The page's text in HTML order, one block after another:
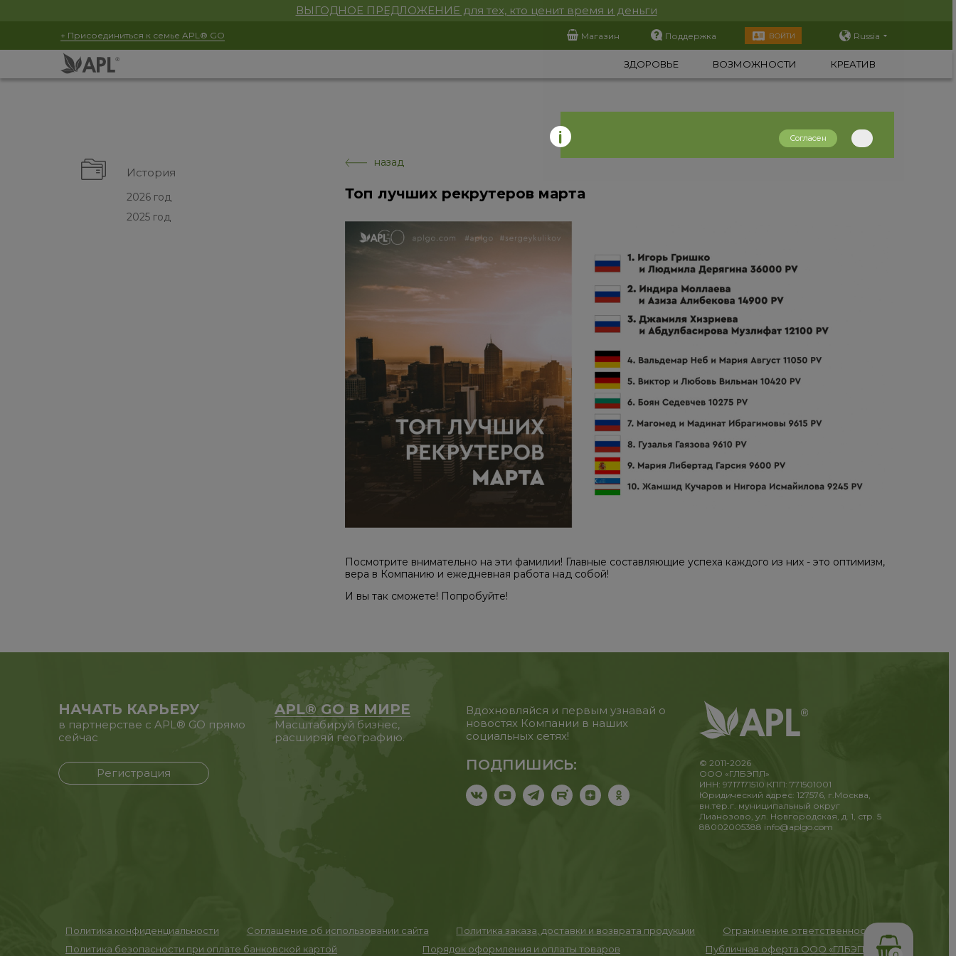
ВЫГОДНОЕ ПРЕДЛОЖЕНИЕ для тех, кто ценит время и деньги
+ Присоединиться к семье APL® GO Магазин Поддержка ВОЙТИ Russia
ЗДОРОВЬЕ ВОЗМОЖНОСТИ КРЕАТИВ
История
2026 год
2025 год
назад
Топ лучших рекрутеров марта
Посмотрите внимательно на эти фамилии! Главные составляющие успеха каждого из них - это оптимизм,
вера в Компанию и ежедневная работа над собой!
И вы так сможете! Попробуйте!
НАЧАТЬ КАРЬЕРУ
в партнерстве с APL® GO прямо
сейчас
Регистрация
APL® GO В МИРЕ
Масштабируй бизнес,
расширяй географию.
Вдохновляйся и первым узнавай о
новостях Компании в наших
социальных сетях!
ПОДПИШИСЬ:
© 2011-2026
ООО «ГЛБЭПЛ»
ИНН: 9717171510 КПП: 771501001
Юридический адрес: 127576, г.Москва,
вн.тер.г. муниципальный округ
Лианозово, ул. Новгородская, д. 1, стр. 5
88002005388 info@aplgo.com
Политика конфиденциальности Соглашение об использовании сайта Политика заказа, доставки и возврата продукции
Ограничение ответственности
Политика безопасности при оплате банковской картой
Порядок оформления и оплаты товаров Публичная оферта ООО «ГЛБЭПЛ»
Согласен